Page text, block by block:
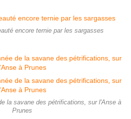
encore ternie par les sargasses
la savane des pétrifications, sur l'Anse à
Prunes